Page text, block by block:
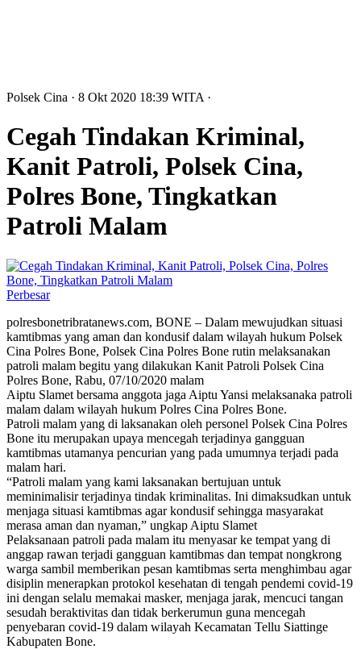
Polsek Cina · 8 Okt 2020 18:39 WITA ·
Cegah Tindakan Kriminal,
Kanit Patroli, Polsek Cina,
Polres Bone, Tingkatkan
Patroli Malam
Perbesar
polresbonetribratanews.com, BONE – Dalam mewujudkan situasi
kamtibmas yang aman dan kondusif dalam wilayah hukum Polsek
Cina Polres Bone, Polsek Cina Polres Bone rutin melaksanakan
patroli malam begitu yang dilakukan Kanit Patroli Polsek Cina
Polres Bone, Rabu, 07/10/2020 malam
Aiptu Slamet bersama anggota jaga Aiptu Yansi melaksanaka patroli
malam dalam wilayah hukum Polres Cina Polres Bone.
Patroli malam yang di laksanakan oleh personel Polsek Cina Polres
Bone itu merupakan upaya mencegah terjadinya gangguan
kamtibmas utamanya pencurian yang pada umumnya terjadi pada
malam hari.
“Patroli malam yang kami laksanakan bertujuan untuk
meminimalisir terjadinya tindak kriminalitas. Ini dimaksudkan untuk
menjaga situasi kamtibmas agar kondusif sehingga masyarakat
merasa aman dan nyaman,” ungkap Aiptu Slamet
Pelaksanaan patroli pada malam itu menyasar ke tempat yang di
anggap rawan terjadi gangguan kamtibmas dan tempat nongkrong
warga sambil memberikan pesan kamtibmas serta menghimbau agar
disiplin menerapkan protokol kesehatan di tengah pendemi covid-19
ini dengan selalu memakai masker, menjaga jarak, mencuci tangan
sesudah beraktivitas dan tidak berkerumun guna mencegah
penyebaran covid-19 dalam wilayah Kecamatan Tellu Siattinge
Kabupaten Bone.